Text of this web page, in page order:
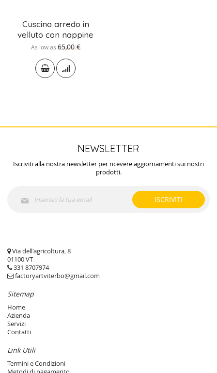
Cuscino arredo in
velluto con nappine
As low as 65,00 €
NEWSLETTER
Iscriviti alla nostra newsletter per ricevere aggiornamenti sui nostri
prodotti.
alla
ISCRIVITI
Via dell'agricoltura, 8
01100 VT
331 8707974
factoryartviterbo@gmail.com
Sitemap
Home
Azienda
Servizi
Contatti
Link Utili
Termini e Condizioni